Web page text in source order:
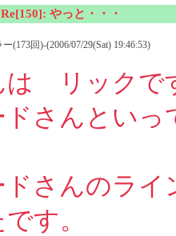
Re[150]: やっと・・・
(173回)-(2006/07/29(Sat) 19:46:53)
は リックで
ドさんといっ
ドさんのラ
す。